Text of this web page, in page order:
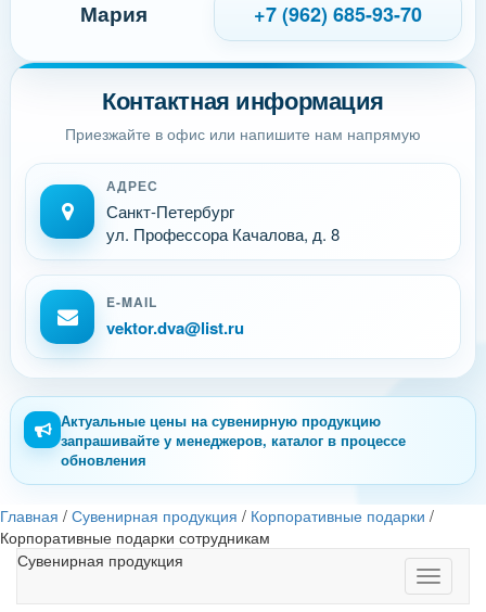
Контактная информация
Приезжайте в офис или напишите нам напрямую
АДРЕС
Санкт-Петербург
ул. Профессора Качалова, д. 8
E-MAIL
vektor.dva@list.ru
Мария +7 (962) 685-93-70
Актуальные цены на сувенирную продукцию
запрашивайте у менеджеров, каталог в процессе
обновления
Главная / Сувенирная продукция / Корпоративные подарки /
Корпоративные подарки сотрудникам
Toggle
Сувенирная продукция